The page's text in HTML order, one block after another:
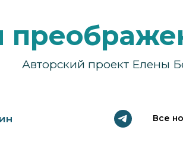
Авторский проект Елены
Все